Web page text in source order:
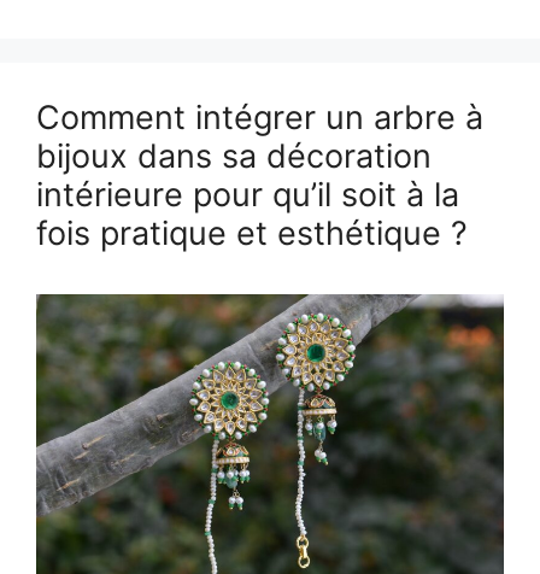
Comment intégrer un arbre à
bijoux dans sa décoration
intérieure pour qu’il soit à la
fois pratique et esthétique ?